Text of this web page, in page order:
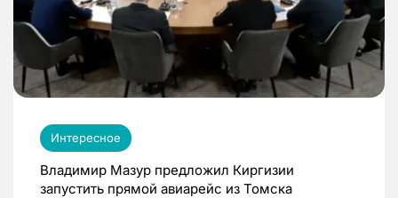
Интересное
Владимир Мазур предложил Киргизии
запустить прямой авиарейс из Томска